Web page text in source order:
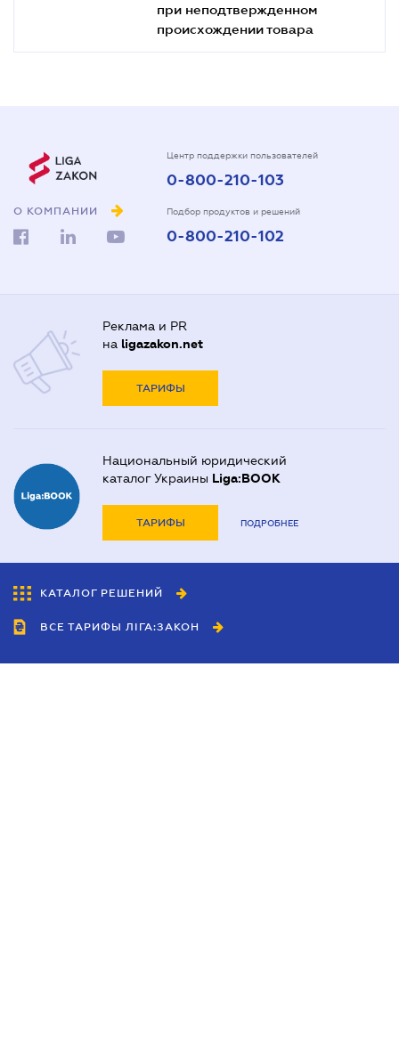
при неподтвержденном
происхождении товара
О КОМПАНИИ
Центр поддержки пользователей
0-800-210-103
Подбор продуктов и решений
0-800-210-102
Реклама и PR
на ligazakon.net
ТАРИФЫ
Национальный юридический
каталог Украины Liga:BOOK
ТАРИФЫ ПОДРОБНЕЕ
КАТАЛОГ РЕШЕНИЙ
ВСЕ ТАРИФЫ ЛІГА:ЗАКОН